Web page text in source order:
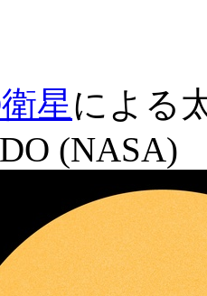
星による
(NASA)